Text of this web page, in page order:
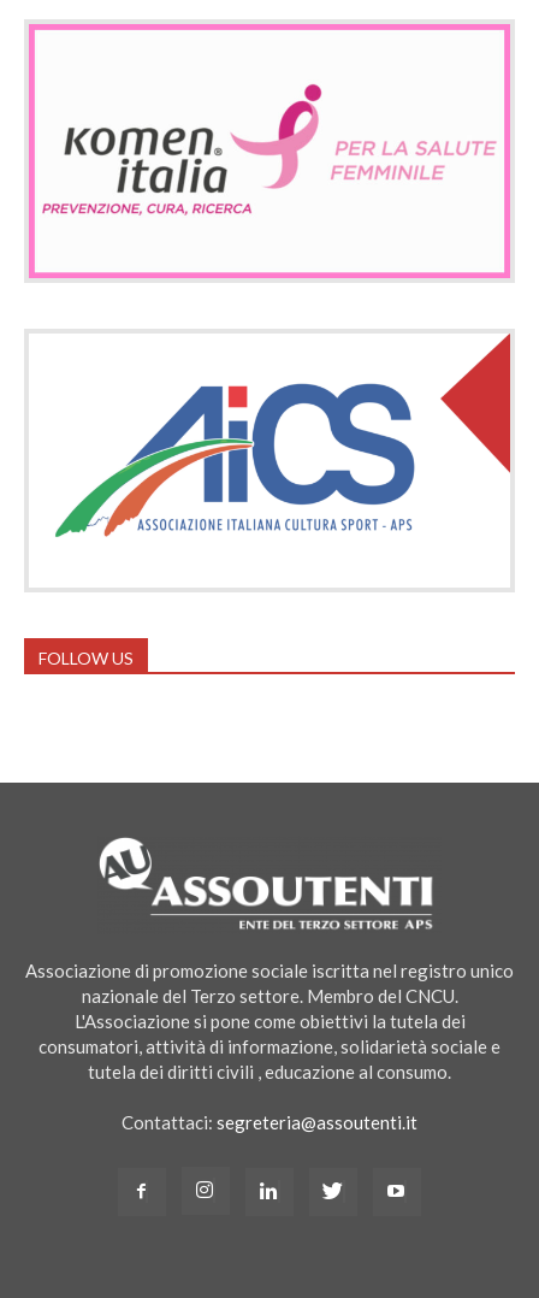
FOLLOW US
Associazione di promozione sociale iscritta nel registro unico
nazionale del Terzo settore. Membro del CNCU.
L'Associazione si pone come obiettivi la tutela dei
consumatori, attività di informazione, solidarietà sociale e
tutela dei diritti civili , educazione al consumo.
Contattaci: segreteria@assoutenti.it